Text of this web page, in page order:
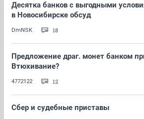
Десятка банков с выгодными
в Новосибирске обсуд
DmNSK 18
Предложение драг. монет банком
Втюхивание?
4772122 12
Сбер и судебные приставы